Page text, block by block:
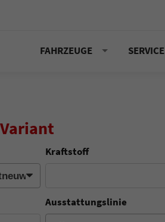
FAHRZEUGE SERVICE
Kraftstoff
Ausstattungslinie